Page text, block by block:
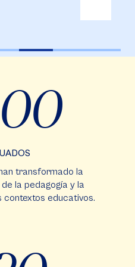
transformado la
la pedagogía y la
contextos educativos.